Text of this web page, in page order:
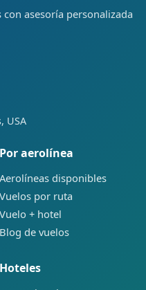
asesoría personalizada
USA
Por aerolínea
Aerolíneas disponibles
Vuelos por ruta
Vuelo + hotel
Blog de vuelos
Hoteles